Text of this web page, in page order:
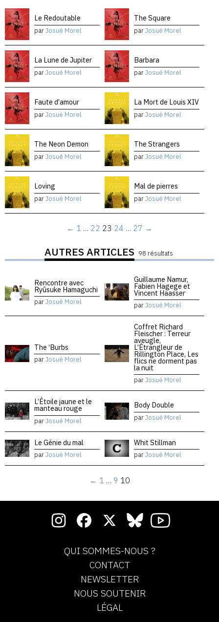
Le Redoutable
parJosué Morel
The Square
parJosué Morel
La Lune de Jupiter
parJosué Morel
Barbara
parJosué Morel
Faute d’amour
parJosué Morel
La Mort de Louis XIV
parJosué Morel
The Neon Demon
parJosué Morel
The Strangers
parJosué Morel
Loving
parJosué Morel
Mal de pierres
parJosué Morel
← 1 … 22 23 24 … 27 →
AUTRES ARTICLES 98 résultats
Rencontre avec
Ryūsuke Hamaguchi
parJosué Morel
Guillaume Namur,
Fabien Hagege et
Vincent Haasser
parJosué Morel
The ‘Burbs
parJosué Morel
Coffret Richard
Fleischer : Terreur
aveugle,
L’Étrangleur de
Rillington Place, Les
flics ne dorment pas
la nuit
parJosué Morel
L’Étoile jaune et le
manteau rouge
parJosué Morel
Body Double
parJosué Morel
Le Génie du mal
parJosué Morel
Whit Stillman
parJosué Morel
← 1 … 9 10
QUI SOMMES-NOUS ?
CONTACT
NEWSLETTER
NOUS SOUTENIR
LÉGAL